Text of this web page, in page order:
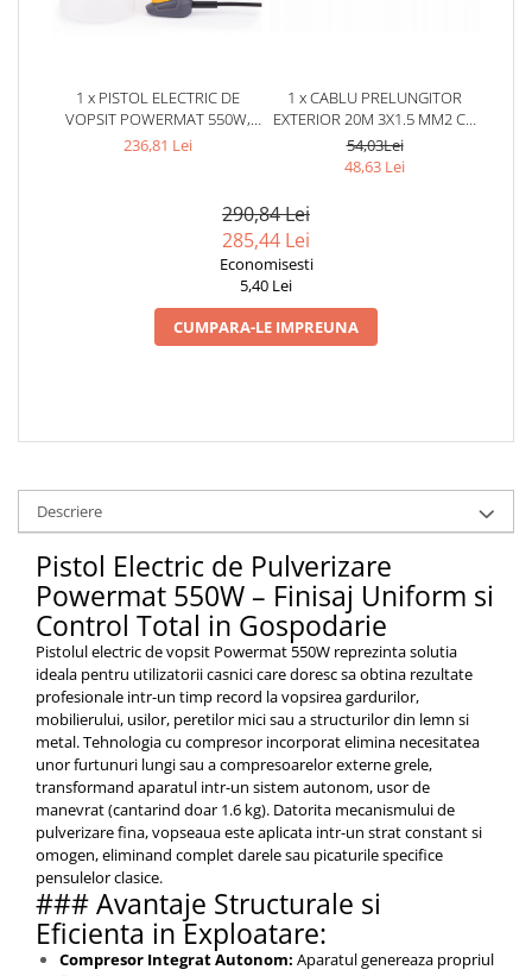
1 x PISTOL ELECTRIC DE
VOPSIT POWERMAT 550W,
REZERVOR 800 ML, DEBIT 350
236,81 Lei
1 x CABLU PRELUNGITOR
EXTERIOR 20M 3X1.5 MM2 CU
IMPAMANTARE – REZISTENT
LA INTEMPERII, GRADINA SI
54,03Lei
48,63 Lei
290,84 Lei
285,44 Lei
Economisesti
5,40 Lei
CUMPARA-LE IMPREUNA
Descriere
Pistol Electric de Pulverizare
Powermat 550W – Finisaj Uniform si
Control Total in Gospodarie
Pistolul electric de vopsit Powermat 550W reprezinta solutia
ideala pentru utilizatorii casnici care doresc sa obtina rezultate
profesionale intr-un timp record la vopsirea gardurilor,
mobilierului, usilor, peretilor mici sau a structurilor din lemn si
metal. Tehnologia cu compresor incorporat elimina necesitatea
unor furtunuri lungi sau a compresoarelor externe grele,
transformand aparatul intr-un sistem autonom, usor de
manevrat (cantarind doar 1.6 kg). Datorita mecanismului de
pulverizare fina, vopseaua este aplicata intr-un strat constant si
omogen, eliminand complet darele sau picaturile specifice
pensulelor clasice.
### Avantaje Structurale si
Eficienta in Exploatare:
Compresor Integrat Autonom: Aparatul genereaza propriul